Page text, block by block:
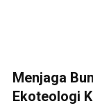
Menjaga
Ekoteologi